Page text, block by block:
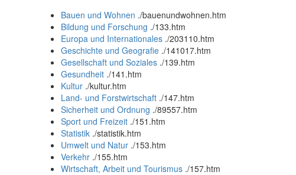
Bauen und Wohnen ./bauenundwohnen.htm
Bildung und Forschung ./133.htm
Europa und Internationales ./203110.htm
Geschichte und Geografie ./141017.htm
Gesellschaft und Soziales ./139.htm
Gesundheit ./141.htm
Kultur ./kultur.htm
Land- und Forstwirtschaft ./147.htm
Sicherheit und Ordnung ./89557.htm
Sport und Freizeit ./151.htm
Statistik ./statistik.htm
Umwelt und Natur ./153.htm
Verkehr ./155.htm
Wirtschaft, Arbeit und Tourismus ./157.htm